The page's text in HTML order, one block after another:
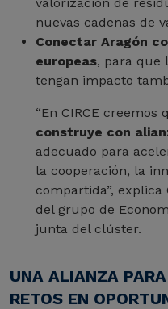
nuevas cadenas de
Conectar Aragón
europeas, para que
tengan impacto
“En CIRCE creemos
construye con
adecuado para
la cooperación, la
compartida”,
del grupo de
junta del clúster.
UNA ALIANZA
RETOS EN